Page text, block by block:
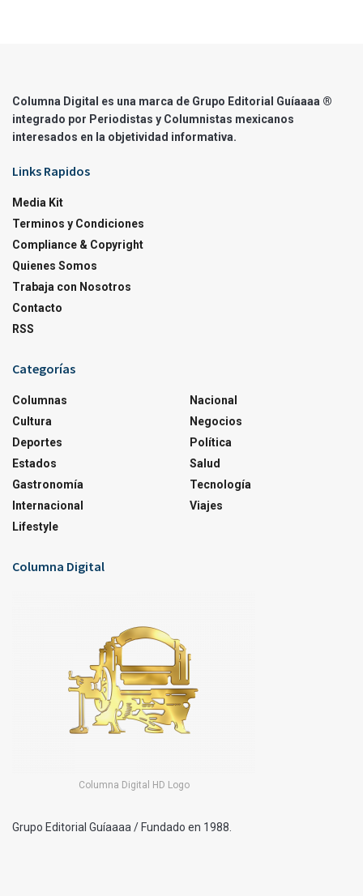
Columna Digital es una marca de Grupo Editorial Guíaaaa ®
integrado por Periodistas y Columnistas mexicanos
interesados en la objetividad informativa.
Links Rapidos
Media Kit
Terminos y Condiciones
Compliance & Copyright
Quienes Somos
Trabaja con Nosotros
Contacto
RSS
Categorías
Columnas
Cultura
Deportes
Estados
Gastronomía
Internacional
Lifestyle
Nacional
Negocios
Política
Salud
Tecnología
Viajes
Columna Digital
Columna Digital HD Logo
Grupo Editorial Guíaaaa / Fundado en 1988.